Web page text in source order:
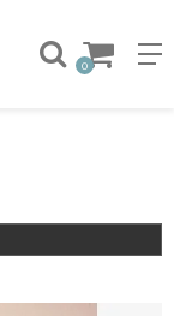
0